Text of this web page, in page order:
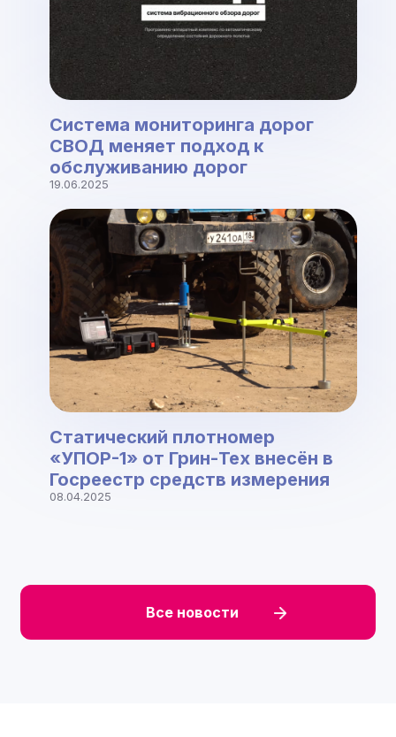
Система мониторинга дорог
СВОД меняет подход к
обслуживанию дорог
19.06.2025
Статический плотномер
«УПОР-1» от Грин-Тех внесён в
Госреестр средств измерения
08.04.2025
Все новости